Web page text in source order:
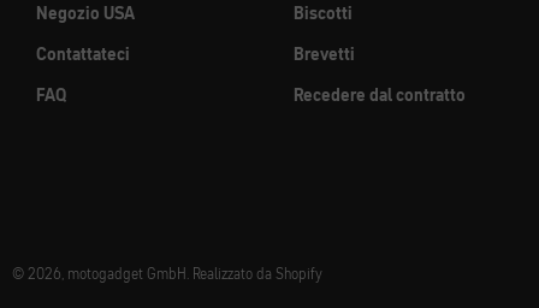
Negozio USA
Contattateci
FAQ
Biscotti
Brevetti
Recedere dal contratto
© 2026, motogadget GmbH. Realizzato da Shopify